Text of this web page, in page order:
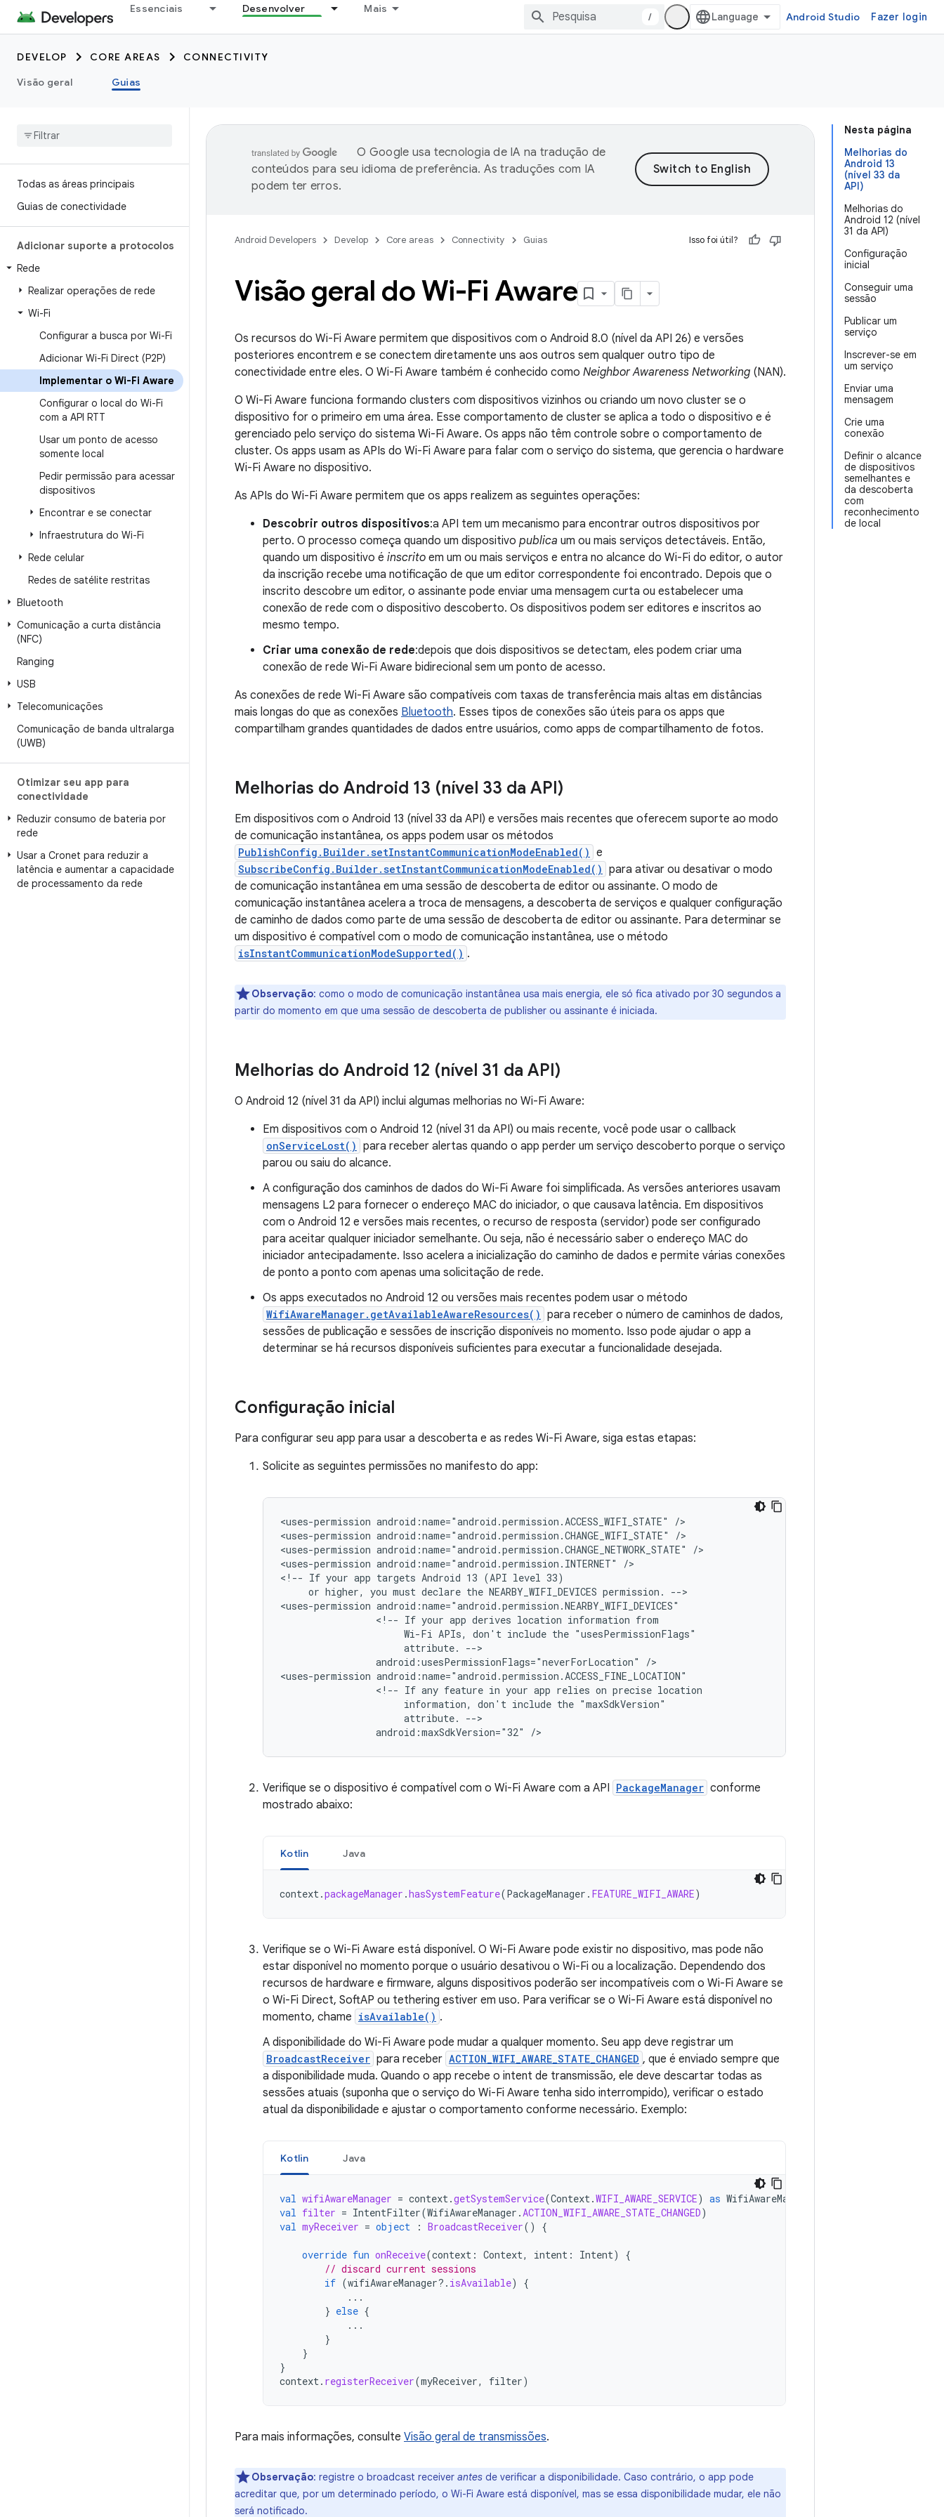
Essenciais Desenvolver Mais
/ Android Studio Fazer login
DEVELOP CORE AREAS
CONNECTIVITY
Visão geral
Guias
Todas as áreas principais
Guias de conectividade
Adicionar suporte a protocolos
Rede
Realizar operações de rede
Wi-Fi
Configurar a busca por Wi-Fi
Adicionar Wi-Fi Direct (P2P)
Implementar o Wi-Fi Aware
Configurar o local do Wi-Fi
com a API RTT
Usar um ponto de acesso
somente local
Pedir permissão para acessar
dispositivos
Encontrar e se conectar
Infraestrutura do Wi-Fi
Rede celular
Redes de satélite restritas
Bluetooth
Comunicação a curta distância
(NFC)
Ranging
USB
Telecomunicações
Comunicação de banda ultralarga
(UWB)
Otimizar seu app para
conectividade
Reduzir consumo de bateria por
rede
Usar a Cronet para reduzir a
latência e aumentar a capacidade
de processamento da rede
Nesta página
Melhorias do
Android 13
(nível 33 da
API)
Melhorias do
Android 12 (nível
31 da API)
Configuração
inicial
Conseguir uma
sessão
Publicar um
serviço
Inscrever-se em
um serviço
Enviar uma
mensagem
Crie uma
conexão
Definir o alcance
de dispositivos
semelhantes e
da descoberta
com
reconhecimento
de local
O Google usa tecnologia de IA na tradução de
conteúdos para seu idioma de preferência. As traduções com IA
podem ter erros.
Android Developers Develop Core areas Connectivity Guias Isso foi útil?
Visão geral do Wi-Fi Aware
Os recursos do Wi-Fi Aware permitem que dispositivos com o Android 8.0 (nível da API 26) e versões
posteriores encontrem e se conectem diretamente uns aos outros sem qualquer outro tipo de
conectividade entre eles. O Wi-Fi Aware também é conhecido como Neighbor Awareness Networking (NAN).
O Wi-Fi Aware funciona formando clusters com dispositivos vizinhos ou criando um novo cluster se o
dispositivo for o primeiro em uma área. Esse comportamento de cluster se aplica a todo o dispositivo e é
gerenciado pelo serviço do sistema Wi-Fi Aware. Os apps não têm controle sobre o comportamento de
cluster. Os apps usam as APIs do Wi-Fi Aware para falar com o serviço do sistema, que gerencia o hardware
Wi-Fi Aware no dispositivo.
As APIs do Wi-Fi Aware permitem que os apps realizem as seguintes operações:
Descobrir outros dispositivos:a API tem um mecanismo para encontrar outros dispositivos por
perto. O processo começa quando um dispositivo publica um ou mais serviços detectáveis. Então,
quando um dispositivo é inscrito em um ou mais serviços e entra no alcance do Wi-Fi do editor, o autor
da inscrição recebe uma notificação de que um editor correspondente foi encontrado. Depois que o
inscrito descobre um editor, o assinante pode enviar uma mensagem curta ou estabelecer uma
conexão de rede com o dispositivo descoberto. Os dispositivos podem ser editores e inscritos ao
mesmo tempo.
Criar uma conexão de rede:depois que dois dispositivos se detectam, eles podem criar uma
conexão de rede Wi-Fi Aware bidirecional sem um ponto de acesso.
As conexões de rede Wi-Fi Aware são compatíveis com taxas de transferência mais altas em distâncias
mais longas do que as conexões Bluetooth. Esses tipos de conexões são úteis para os apps que
compartilham grandes quantidades de dados entre usuários, como apps de compartilhamento de fotos.
Melhorias do Android 13 (nível 33 da API)
Em dispositivos com o Android 13 (nível 33 da API) e versões mais recentes que oferecem suporte ao modo
de comunicação instantânea, os apps podem usar os métodos
PublishConfig.Builder.setInstantCommunicationModeEnabled() e
SubscribeConfig.Builder.setInstantCommunicationModeEnabled() para ativar ou desativar o modo
de comunicação instantânea em uma sessão de descoberta de editor ou assinante. O modo de
comunicação instantânea acelera a troca de mensagens, a descoberta de serviços e qualquer configuração
de caminho de dados como parte de uma sessão de descoberta de editor ou assinante. Para determinar se
um dispositivo é compatível com o modo de comunicação instantânea, use o método
isInstantCommunicationModeSupported() .
Observação: como o modo de comunicação instantânea usa mais energia, ele só fica ativado por 30 segundos a
partir do momento em que uma sessão de descoberta de publisher ou assinante é iniciada.
Melhorias do Android 12 (nível 31 da API)
O Android 12 (nível 31 da API) inclui algumas melhorias no Wi-Fi Aware:
Em dispositivos com o Android 12 (nível 31 da API) ou mais recente, você pode usar o callback
onServiceLost() para receber alertas quando o app perder um serviço descoberto porque o serviço
parou ou saiu do alcance.
A configuração dos caminhos de dados do Wi-Fi Aware foi simplificada. As versões anteriores usavam
mensagens L2 para fornecer o endereço MAC do iniciador, o que causava latência. Em dispositivos
com o Android 12 e versões mais recentes, o recurso de resposta (servidor) pode ser configurado
para aceitar qualquer iniciador semelhante. Ou seja, não é necessário saber o endereço MAC do
iniciador antecipadamente. Isso acelera a inicialização do caminho de dados e permite várias conexões
de ponto a ponto com apenas uma solicitação de rede.
Os apps executados no Android 12 ou versões mais recentes podem usar o método
WifiAwareManager.getAvailableAwareResources() para receber o número de caminhos de dados,
sessões de publicação e sessões de inscrição disponíveis no momento. Isso pode ajudar o app a
determinar se há recursos disponíveis suficientes para executar a funcionalidade desejada.
Configuração inicial
Para configurar seu app para usar a descoberta e as redes Wi-Fi Aware, siga estas etapas:
Solicite as seguintes permissões no manifesto do app:
<uses-permission android:name="android.permission.ACCESS_WIFI_STATE"
/>
<uses-permission android:name="android.permission.CHANGE_WIFI_STATE"
/>
<uses-permission android:name="android.permission.CHANGE_NETWORK_STATE"
/>
<uses-permission android:name="android.permission.INTERNET"
/>
<!-- If your app targets Android 13 (API
or higher, you must declare the NEARBY_WIFI_DEVICES permission.
-->
<uses-permission
<!-- If your app derives location information
Wi-Fi APIs, don't include the
attribute.
android:usesPermissionFlags="neverForLocation"
/>
<uses-permission
<!-- If any feature in your app relies on precise
information,
don't include the
attribute.
android:maxSdkVersion="32"
/>
Verifique se o dispositivo é compatível com o Wi-Fi Aware com a API PackageManager conforme
mostrado abaixo:
Kotlin Java
context.packageManager .hasSystemFeature(PackageManager . FEATURE_WIFI_AWARE)
Verifique se o Wi-Fi Aware está disponível. O Wi-Fi Aware pode existir no dispositivo, mas pode não
estar disponível no momento porque o usuário desativou o Wi-Fi ou a localização. Dependendo dos
recursos de hardware e firmware, alguns dispositivos poderão ser incompatíveis com o Wi-Fi Aware se
o Wi-Fi Direct, SoftAP ou tethering estiver em uso. Para verificar se o Wi-Fi Aware está disponível no
momento, chame isAvailable() .
A disponibilidade do Wi-Fi Aware pode mudar a qualquer momento. Seu app deve registrar um
BroadcastReceiver para receber ACTION_WIFI_AWARE_STATE_CHANGED , que é enviado sempre que
a disponibilidade muda. Quando o app recebe o intent de transmissão, ele deve descartar todas as
sessões atuais (suponha que o serviço do Wi-Fi Aware tenha sido interrompido), verificar o estado
atual da disponibilidade e ajustar o comportamento conforme necessário. Exemplo:
Kotlin Java
val wifiAwareManager = context.getSystemService(Context.WIFI_AWARE_SERVICE) as WifiAwareManager?
val filter = IntentFilter(WifiAwareManager .ACTION_WIFI_AWARE_STATE_CHANGED)
val myReceiver = object : BroadcastReceiver() {
override fun onReceive(context : Context, intent : Intent)
{
// discard current sessions
if (wifiAwareManager?. isAvailable)
{
...
} else {
...
}
}
}
context. registerReceiver(myReceiver, filter)
Para mais informações, consulte Visão geral de transmissões.
Observação: registre o broadcast receiver antes de verificar a disponibilidade. Caso contrário, o app pode
acreditar que, por um determinado período, o Wi-Fi Aware está disponível, mas se essa disponibilidade mudar, ele não
será notificado.